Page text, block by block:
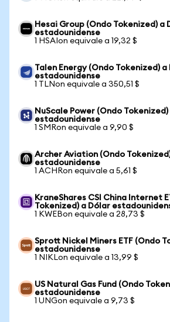
Hesai Group (Ondo Tokenized) a
estadounidense
1 HSAIon equivale a 19,32 $
Talen Energy (Ondo Tokenized) a
estadounidense
1 TLNon equivale a 350,51 $
NuScale Power (Ondo
estadounidense
1 SMRon equivale a 9,90 $
Archer Aviation (Ondo
estadounidense
1 ACHRon equivale a 5,61 $
KraneShares CSI China Internet
Tokenized) a Dólar
1 KWEBon equivale a 28,73 $
Sprott Nickel Miners ETF (Ondo
estadounidense
1 NIKLon equivale a 13,99 $
US Natural Gas Fund (Ondo
estadounidense
1 UNGon equivale a 9,73 $